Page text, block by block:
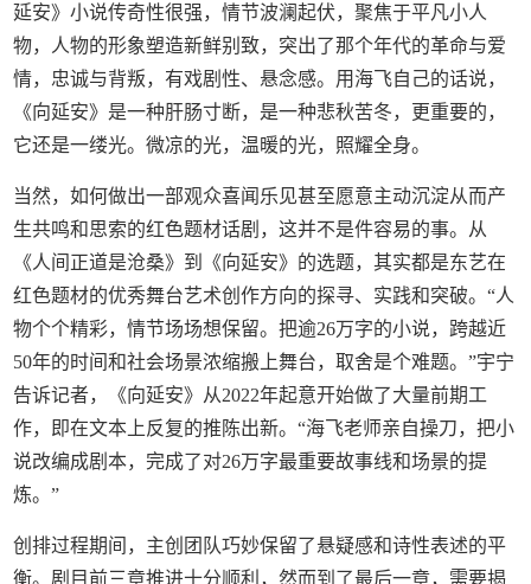
延安》小说传奇性很强，情节波澜起伏，聚焦于平凡小人
物，人物的形象塑造新鲜别致，突出了那个年代的革命与爱
情，忠诚与背叛，有戏剧性、悬念感。用海飞自己的话说，
《向延安》是一种肝肠寸断，是一种悲秋苦冬，更重要的，
它还是一缕光。微凉的光，温暖的光，照耀全身。
当然，如何做出一部观众喜闻乐见甚至愿意主动沉淀从而产
生共鸣和思索的红色题材话剧，这并不是件容易的事。从
《人间正道是沧桑》到《向延安》的选题，其实都是东艺在
红色题材的优秀舞台艺术创作方向的探寻、实践和突破。“人
物个个精彩，情节场场想保留。把逾26万字的小说，跨越近
50年的时间和社会场景浓缩搬上舞台，取舍是个难题。”宇宁
告诉记者，《向延安》从2022年起意开始做了大量前期工
作，即在文本上反复的推陈出新。“海飞老师亲自操刀，把小
说改编成剧本，完成了对26万字最重要故事线和场景的提
炼。”
创排过程期间，主创团队巧妙保留了悬疑感和诗性表述的平
衡。剧目前三章推进十分顺利，然而到了最后一章，需要揭